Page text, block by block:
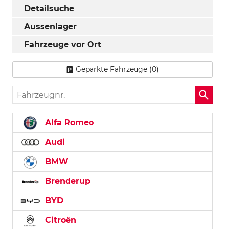
Detailsuche
Aussenlager
Fahrzeuge vor Ort
Geparkte Fahrzeuge (0)
Fahrzeugnr.
Alfa Romeo
Audi
BMW
Brenderup
BYD
Citroën